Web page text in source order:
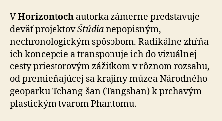
VHorizontoch autorka zámerne predstavuje
deväť projektovŠtúdianepopisným,
nechronologickým spôsobom. Radikálne zhŕňa
ich koncepcie a transponuje ich do vizuálnej
cesty priestorovým zážitkom v rôznom rozsahu,
od premieňajúcej sa krajiny múzea Národného
geoparku Tchang-šan (Tangshan) k prchavým
plastickým tvarom Phantomu.